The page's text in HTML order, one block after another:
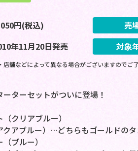
円(税込) 売
年11月20日発売 対象
舗などによって異なる場合がございますのでご了
ターセットがついに登場！
クリアブルー）
アブルー）…どちらもゴールドの
ブルー）